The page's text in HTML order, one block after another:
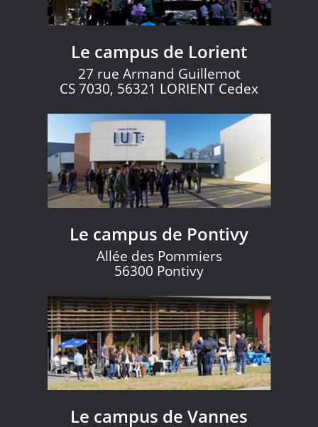
Le campus de Lorient
27 rue Armand Guillemot
CS 7030, 56321 LORIENT Cedex
Le campus de Pontivy
Allée des Pommiers
56300 Pontivy
Le campus de Vannes